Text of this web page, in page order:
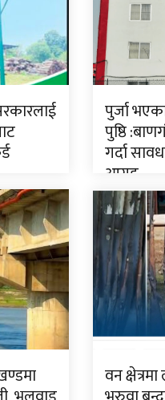
पुर्जा
पुष्ठि
गर्दा
आग्रह
वन